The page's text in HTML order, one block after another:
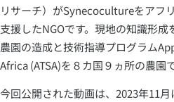
リサーチ）がSynecocultureをアフ
支援したNGOです。現地の知識形
農園の造成と技術指導プログラム
Africa (ATSA)を８カ国９ヵ所の農園
今回公開された動画は、2023年11月